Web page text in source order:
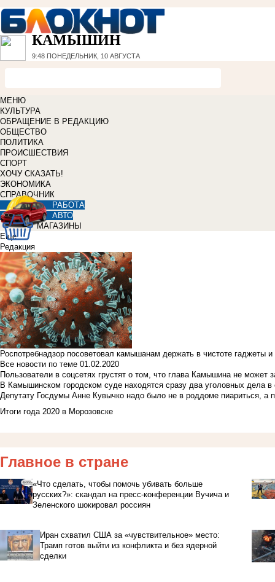
КАМЫШИН
9:48 ПОНЕДЕЛЬНИК, 10 АВГУСТА
МЕНЮ
КУЛЬТУРА
ОБРАЩЕНИЕ В РЕДАКЦИЮ
ОБЩЕСТВО
ПОЛИТИКА
ПРОИСШЕСТВИЯ
СПОРТ
ХОЧУ СКАЗАТЬ!
ЭКОНОМИКА
СПРАВОЧНИК
РАБОТА
АВТО
МАГАЗИНЫ
Еще
Редакция
Роспотребнадзор посоветовал камышанам держать в чистоте гаджеты
Все новости по теме 01.02.2020
Пользователи в соцсетях грустят о том, что глава Камышина не может
В Камышинском городском суде находятся сразу два уголовных дела
Депутату Госдумы Анне Кувычко надо было не в роддоме пиариться, а
Итоги года 2020 в Морозовске
Главное в стране
«Что сделать, чтобы помочь убивать больше
русских?»: скандал на пресс-конференции Вучича и
Зеленского шокировал россиян
Иран схватил США за «чувствительное» место:
Трамп готов выйти из конфликта и без ядерной
сделки